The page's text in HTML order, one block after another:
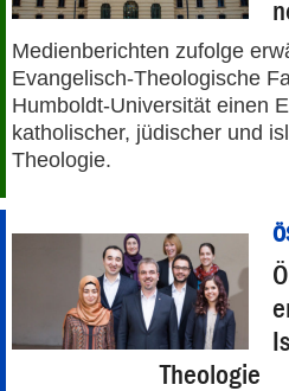
Medienberichten zufolge
Evangelisch-Theologische
Humboldt-Universität einen
katholischer, jüdischer und
Theologie.
Theologie